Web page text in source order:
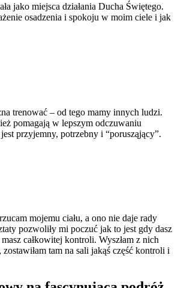
jako miejsca działania Ducha Świętego.
osadzenia i spokoju w moim ciele i jak
trenować – od tego mamy innych ludzi.
pomagają w lepszym odczuwaniu
przyjemny, potrzebny i “porusząjący”.
mojemu ciału, a ono nie daje rady
pozwoliły mi poczuć jak to jest gdy dasz
całkowitej kontroli. Wyszłam z nich
tam na sali jakąś część kontroli i